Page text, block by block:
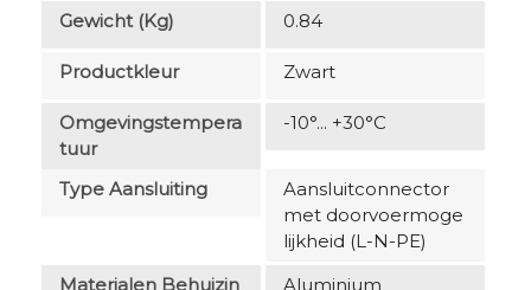
Gewicht (kg) 0.84
Productkleur Zwart
Omgevingstempera
Tuur
-10°... +30°C
Type Aansluiting
Aansluitconnector
met doorvoermoge
lijkheid (L-N-PE)
Materialen Behuizin
Aluminium